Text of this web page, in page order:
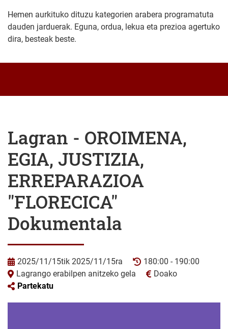
Hemen aurkituko dituzu kategorien arabera programatuta
dauden jarduerak. Eguna, ordua, lekua eta prezioa agertuko
dira, besteak beste.
Lagran - OROIMENA,
EGIA, JUSTIZIA,
ERREPARAZIOA
"FLORECICA"
Dokumentala
2025/11/15tik 2025/11/15ra
180:00 - 190:00
Lagrango erabilpen anitzeko gela
Doako
Partekatu